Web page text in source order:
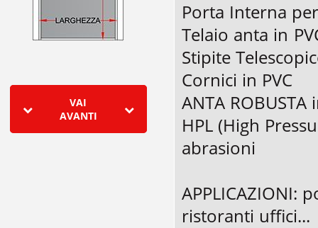
VAI
AVANTI
Porta Interna per
Telaio anta in
Stipite
Cornici in PVC
ANTA
HPL (High
abrasioni
APPLICAZIONI:
ristoranti uffici...